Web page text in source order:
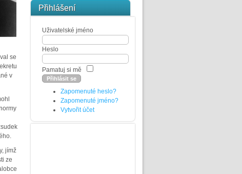
se
v
jímž
ze
Přihlášení
Uživatelské jméno
Heslo
Pamatuj si mě
Zapomenuté heslo?
Zapomenuté jméno?
Vytvořit účet